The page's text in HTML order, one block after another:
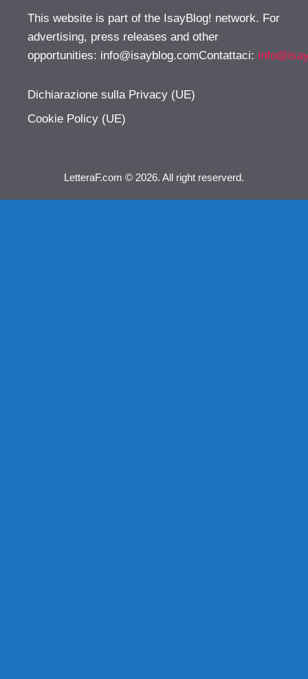
This website is part of the IsayBlog! network. For
advertising, press releases and other
opportunities: info@isayblog.comContattaci:
Dichiarazione sulla Privacy (UE)
Cookie Policy (UE)
LetteraF.com © 2026. All right reserverd.